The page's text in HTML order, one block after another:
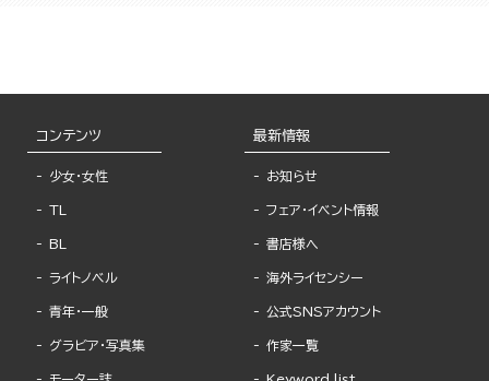
コンテンツ
少女・女性
TL
BL
ライトノベル
青年・一般
グラビア・写真集
最新情報
お知らせ
フェア・イベント情報
書店様へ
海外ライセンシー
公式SNSアカウント
作家一覧